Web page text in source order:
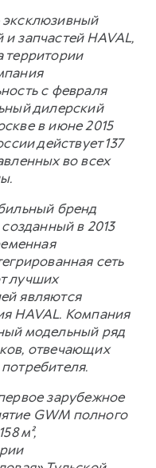
запчастей HAVAL,
территории
с февраля
дилерский
в июне 2015
действует 137
во всех
бренд
в 2013
сеть
лучших
являются
HAVAL. Компания
модельный ряд
отвечающих
зарубежное
GWM полного
м²,